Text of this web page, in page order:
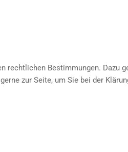
Bestimmungen. Dazu
zur Seite, um Sie bei der